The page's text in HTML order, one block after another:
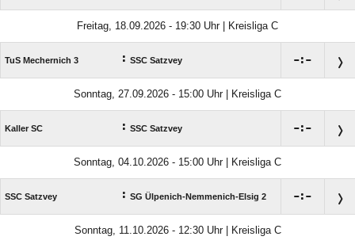
Freitag, 18.09.2026 - 19:30 Uhr | Kreisliga C
TuS Mechernich 3 : SSC Satzvey :
Sonntag, 27.09.2026 - 15:00 Uhr | Kreisliga C
Kaller SC : SSC Satzvey :
Sonntag, 04.10.2026 - 15:00 Uhr | Kreisliga C
SSC Satzvey : SG Ülpenich-Nemmenich-Elsig 2 :
Sonntag, 11.10.2026 - 12:30 Uhr | Kreisliga C